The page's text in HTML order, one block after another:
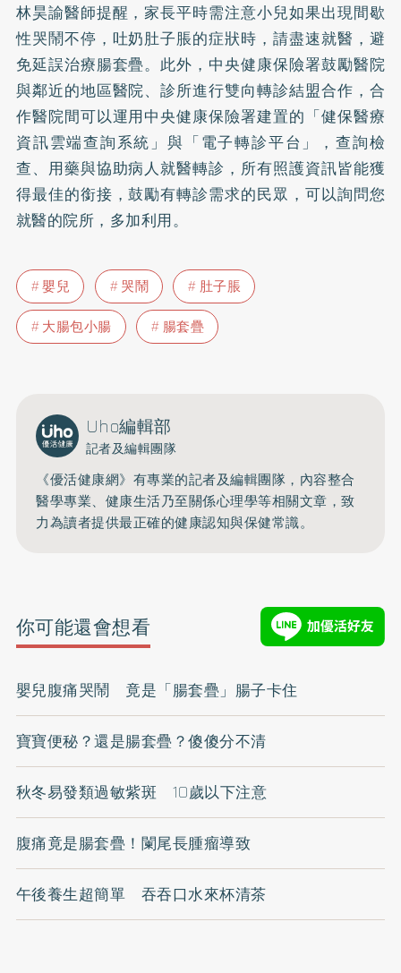
林昊諭醫師提醒，家長平時需注意小兒如果出現間歇
性哭鬧不停，吐奶肚子脹的症狀時，請盡速就醫，避
免延誤治療腸套疊。此外，中央健康保險署鼓勵醫院
與鄰近的地區醫院、診所進行雙向轉診結盟合作，合
作醫院間可以運用中央健康保險署建置的「健保醫療
資訊雲端查詢系統」與「電子轉診平台」，查詢檢
查、用藥與協助病人就醫轉診，所有照護資訊皆能獲
得最佳的銜接，鼓勵有轉診需求的民眾，可以詢問您
就醫的院所，多加利用。
嬰兒 哭鬧
肚子脹
大腸包小腸
腸套疊
Uho編輯部
記者及編輯團隊
《優活健康網》有專業的記者及編輯團隊，內容整合
醫學專業、健康生活乃至關係心理學等相關文章，致
力為讀者提供最正確的健康認知與保健常識。
你可能還會想看
嬰兒腹痛哭鬧 竟是「腸套疊」腸子卡住
寶寶便秘？還是腸套疊？傻傻分不清
秋冬易發類過敏紫斑 10歲以下注意
腹痛竟是腸套疊！闌尾長腫瘤導致
午後養生超簡單 吞吞口水來杯清茶